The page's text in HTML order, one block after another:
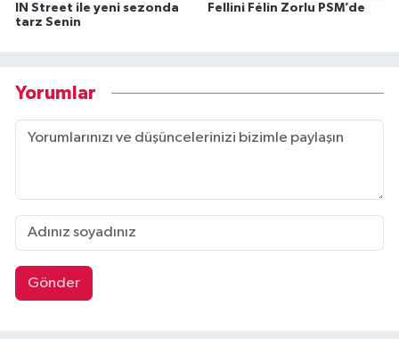
IN Street ile yeni sezonda
tarz Senin
Fellini Félin Zorlu PSM’de
Yorumlar
Gönder